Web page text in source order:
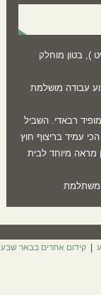
), בטון מוחלק
עבודה מושלמת
רבאדי. השביל
עמיד בריצוף חוץ
מראה מיוחד לבית
משתלמת
|קידום אתרים בבאר שבע